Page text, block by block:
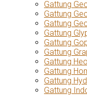
Gattung
Gattung
Gattung
Gattung
Gattung
Gattung
Gattung
Gattung
Gattung
Gattung